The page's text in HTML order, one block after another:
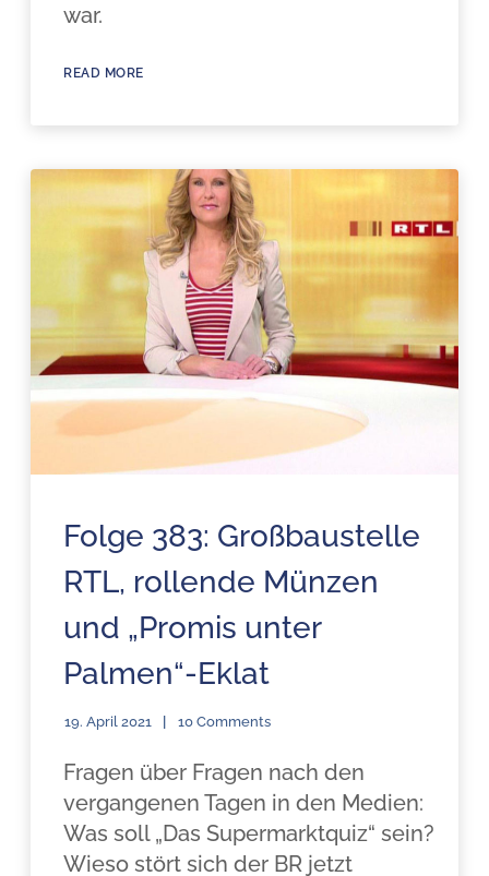
war.
READ MORE
Folge 383: Großbaustelle
RTL, rollende Münzen
und „Promis unter
Palmen“-Eklat
19. April 2021 10 Comments
Fragen über Fragen nach den
vergangenen Tagen in den Medien:
Was soll „Das Supermarktquiz“ sein?
Wieso stört sich der BR jetzt